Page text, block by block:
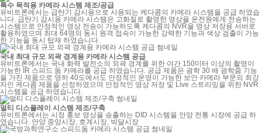
특수 목적용 카메라 시스템 제조/공급
유비트론에서는 급탄기 감시용으로 사용되는 케다콤의 카메라 시스템을 공급 하였습
니다. 급탄기 감시용 카메라 시스템은 고화질로 촬영한 영상을 운전원에게 전송하는
시스템으로 안정적인 영상 전송이 가능하도록 케다콤의 NVR을 영상 저장용 서버로
활용하였으며 최대 64명의 동시 원격 접속이 가능한 강력한 기능과 색상 검출이 가능
한 기능을 동시 탑재 하였습니다.
국내 최대 규모 외곽 경계용 카메라 시스템 공급
유비트론에서는 국내 화력 발전소의 외곽 경계를 위한 야간 150미터 이상의 촬영이
가능한 IR 스피드 돔 카메라를 공급 하였습니다. 공급 제품은 광학 30 배 광학줌 기능
을 가진 제품으로 영하 40도에서도 안정적인 운영이 가능한 보안 카메라 부문의 최강
자인 케다콤 제품을 선정하였으며 안정적인 영상 저장 및 Live 스트리밍을 위한 NVR
시스템을 공급 하였습니다.
멀티 디스플레이 시스템 제조/구축
유비트론에서는 시정 홍보 영상을 송출하는 DID 시스템을 안양 전통 시장에 공급 하
였습니다. 안양 중앙시장, 호계시장, 박달시장